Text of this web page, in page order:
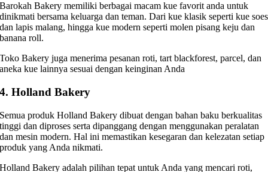
Barokah Bakery memiliki berbagai macam kue favorit anda untuk
dinikmati bersama keluarga dan teman. Dari kue klasik seperti kue soes
dan lapis malang, hingga kue modern seperti molen pisang keju dan
banana roll.
Toko Bakery juga menerima pesanan roti, tart blackforest, parcel, dan
aneka kue lainnya sesuai dengan keinginan Anda
4. Holland Bakery
Semua produk Holland Bakery dibuat dengan bahan baku berkualitas
tinggi dan diproses serta dipanggang dengan menggunakan peralatan
dan mesin modern. Hal ini memastikan kesegaran dan kelezatan setiap
produk yang Anda nikmati.
Holland Bakery adalah pilihan tepat untuk Anda yang mencari roti,